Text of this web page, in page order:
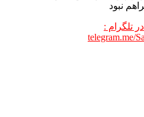
تلگرام :
telegram.me/